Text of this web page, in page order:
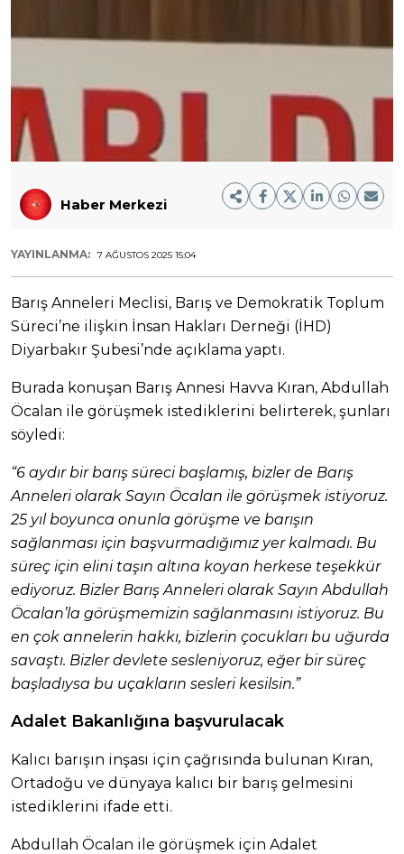
Haber Merkezi
YAYINLANMA: 7 AĞUSTOS 2025 15:04
Barış Anneleri Meclisi, Barış ve Demokratik Toplum
Süreci’ne ilişkin İnsan Hakları Derneği (İHD)
Diyarbakır Şubesi’nde açıklama yaptı.
Burada konuşan Barış Annesi Havva Kıran, Abdullah
Öcalan ile görüşmek istediklerini belirterek, şunları
söyledi:
“6 aydır bir barış süreci başlamış, bizler de Barış
Anneleri olarak Sayın Öcalan ile görüşmek istiyoruz.
25 yıl boyunca onunla görüşme ve barışın
sağlanması için başvurmadığımız yer kalmadı. Bu
süreç için elini taşın altına koyan herkese teşekkür
ediyoruz. Bizler Barış Anneleri olarak Sayın Abdullah
Öcalan’la görüşmemizin sağlanmasını istiyoruz. Bu
en çok annelerin hakkı, bizlerin çocukları bu uğurda
savaştı. Bizler devlete sesleniyoruz, eğer bir süreç
başladıysa bu uçakların sesleri kesilsin.”
Adalet Bakanlığına başvurulacak
Kalıcı barışın inşası için çağrısında bulunan Kıran,
Ortadoğu ve dünyaya kalıcı bir barış gelmesini
istediklerini ifade etti.
Abdullah Öcalan ile görüşmek için Adalet